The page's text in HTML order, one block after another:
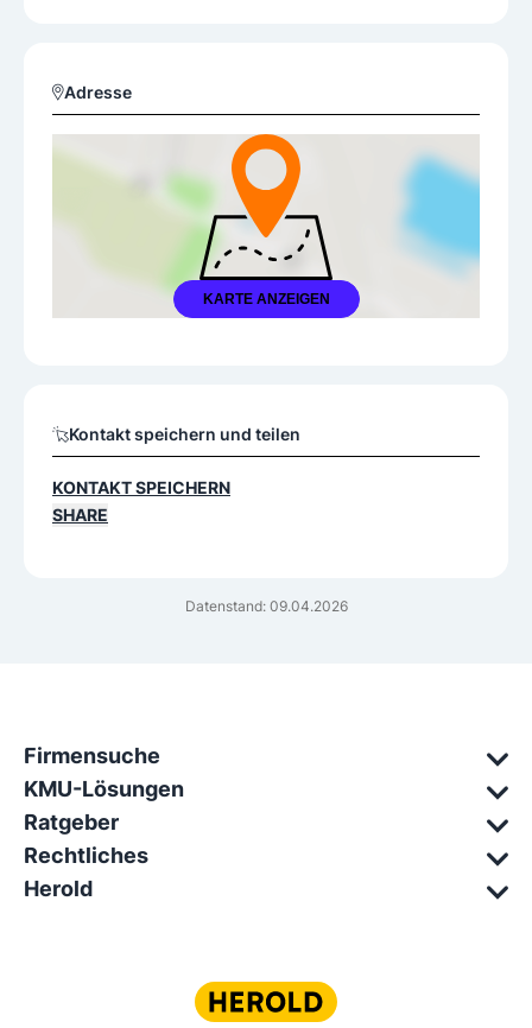
Adresse
KARTE ANZEIGEN
Datenstand: 09.04.2026
Kontakt speichern und teilen
KONTAKT SPEICHERN
SHARE
Firmensuche
KMU-Lösungen
Ratgeber
Rechtliches
Herold